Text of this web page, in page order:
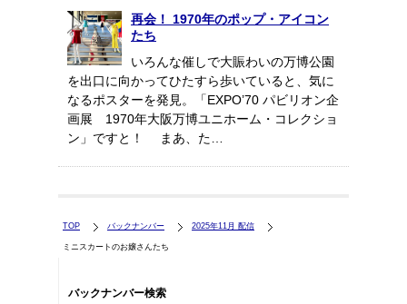
再会！ 1970年のポップ・アイコン
たち
いろんな催しで大賑わいの万博公園
を出口に向かってひたすら歩いていると、気に
なるポスターを発見。「EXPO’70 パビリオン企
画展 1970年大阪万博ユニホーム・コレクショ
ン」ですと！ まあ、た…
TOP バックナンバー 2025年11月 配信
ミニスカートのお嬢さんたち
バックナンバー検索